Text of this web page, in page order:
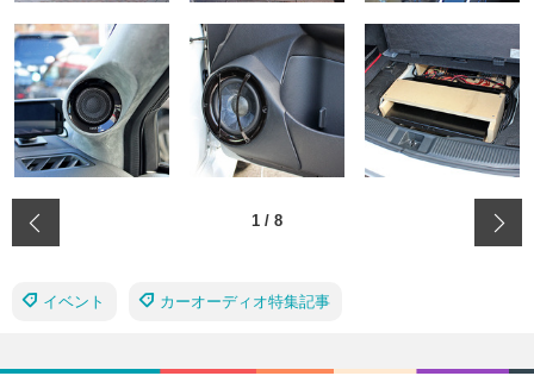
1 / 8
イベント カーオーディオ特集記事